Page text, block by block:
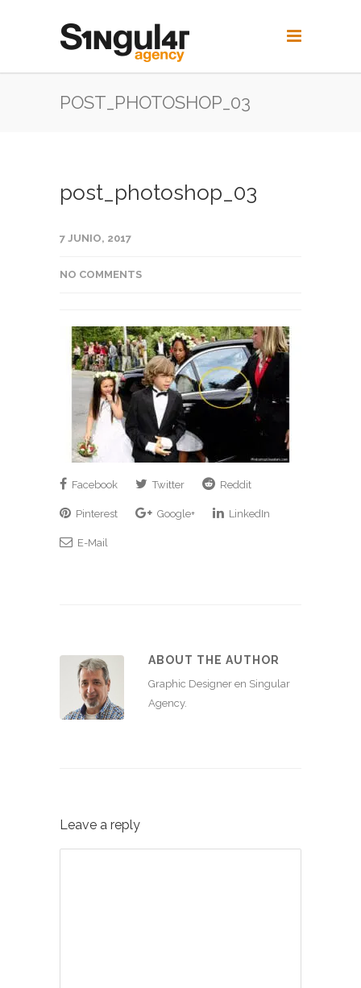
POST_PHOTOSHOP_03
post_photoshop_03
7 JUNIO, 2017
NO COMMENTS
Facebook Twitter Reddit
Pinterest Google+ LinkedIn
E-Mail
ABOUT THE AUTHOR
Graphic Designer en Singular
Agency.
Leave a reply